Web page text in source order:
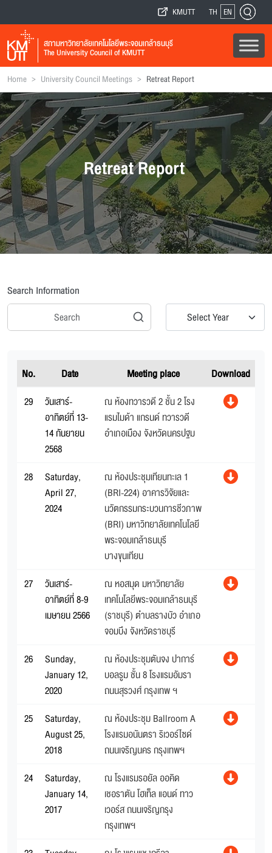
KMUTT TH EN
สภามหาวิทยาลัยเทคโนโลยีพระจอมเกล้าธนบุรี
The University Council of KMUTT
Home > University Council Meetings > Retreat Report
Retreat Report
Search Information
Select Year
No. Date Meeting place
Download
29
วันเสาร์-
อาทิตย์ที่ 13-
14 กันยายน
2568
ณ ห้องทวารวดี 2 ชั้น 2 โรง
แรมไมด้า แกรนด์ ทวารวดี
อำเภอเมือง จังหวัดนครปฐม
28
Saturday,
April 27,
2024
ณ ห้องประชุมเทียนทะเล 1
(BRI-224) อาคารวิจัยและ
นวัตกรรมกระบวนการชีวภาพ
(BRI) มหาวิทยาลัยเทคโนโลยี
พระจอมเกล้าธนบุรี
บางขุนเทียน
27
วันเสาร์-
อาทิตย์ที่ 8-9
เมษายน 2566
ณ หอสมุด มหาวิทยาลัย
เทคโนโลยีพระจอมเกล้าธนบุรี
(ราชบุรี) ตำบลรางบัว อำเภอ
จอมบึง จังหวัดราชบุรี
26
Sunday,
January 12,
2020
ณ ห้องประชุมตันจง ปาการ์
บอลรูม ชั้น 8 โรงแรมอัมรา
ถนนสุรวงศ์ กรุงเทพ ฯ
25
Saturday,
August 25,
2018
ณ ห้องประชุม Ballroom A
โรงแรมอนันตรา ริเวอร์ไซด์
ถนนเจริญนคร กรุงเทพฯ
24
Saturday,
January 14,
2017
ณ โรงแรมรอยัล ออคิด
เชอราตัน โฮเท็ล แอนด์ ทาว
เวอร์ส ถนนเจริญกรุง
กรุงเทพฯ